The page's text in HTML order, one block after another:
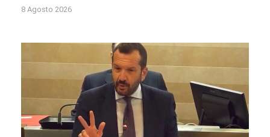
8 Agosto 2026